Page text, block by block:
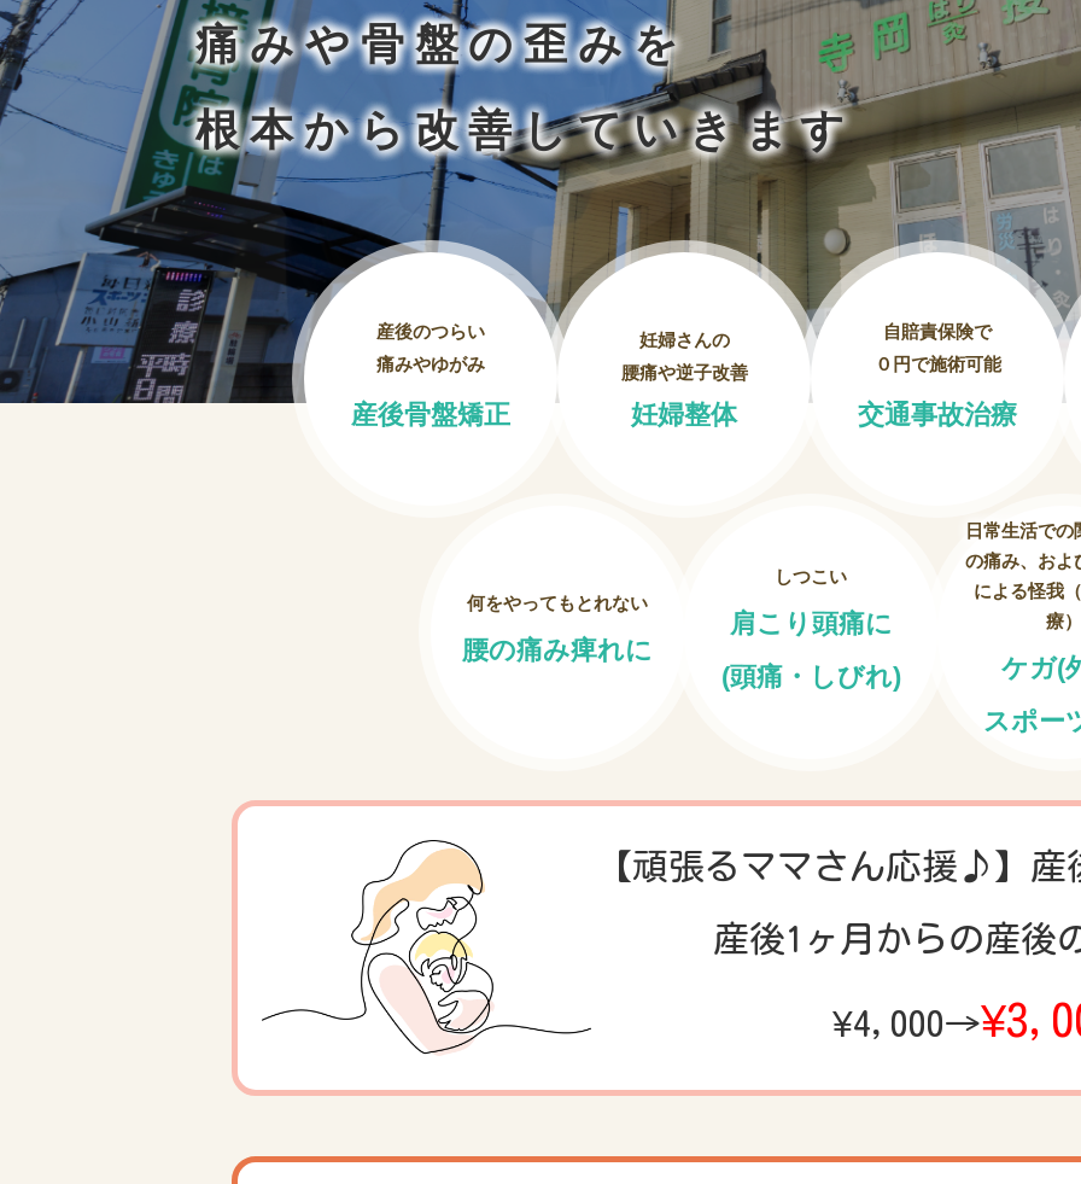
痛みや骨盤の歪みを
根本から改善していきます
産後のつらい
痛みやゆがみ
産後骨盤矯正
妊婦さんの
腰痛や逆子改善
妊婦整体
自賠責保険で
０円で施術可能
交通事故治療
何をやってもとれない
腰の痛み痺れに
しつこい
肩こり頭痛に
(頭痛・しびれ)
日常生活での
の痛み、およ
による怪我
療）
ケガ(
スポー
【頑張るママさん応援♪】 産
産後1ヶ月からの産後
¥4,000→